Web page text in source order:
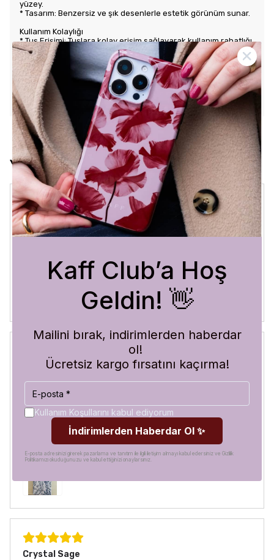
yüzey.
* Tasarım: Benzersiz ve şık desenlerle estetik görünüm sunar.
Kullanım Kolaylığı
* Tuş Erişimi: Tuşlara kolay erişim sağlayarak kullanım rahatlığı
sunar.
* Uyum: Telefonunuza tam oturarak gevşek durmaz ve kaliteli
bir his verir.
KARGO VE İADE POLİTİKASI
Yorumlar
Crystal Sage
3 Ağustos 2026
Blue Abyss
30 Temmuz 2026
Hilal A.
Satın Alınmış
Görür görmez çok beğendim. Hem desen olarak çok şık
hem de koruma olarak çok güvenilir. Ayrıca hızlı kargolama
için teşekkürler
Crystal Sage
Kaff Club’a Hoş
Geldin! 👋
Mailini bırak, indirimlerden haberdar
ol!
Ücretsiz kargo fırsatını kaçırma!
Kullanım Koşullarını kabul ediyorum
İndirimlerden Haberdar Ol ✨
E-posta adresinizi girerek pazarlama ve tanıtım ile ilgili iletişim almayı kabul edersiniz ve Gizlilik
Politikamızı okuduğunuzu ve kabul ettiğinizi onaylarsınız.